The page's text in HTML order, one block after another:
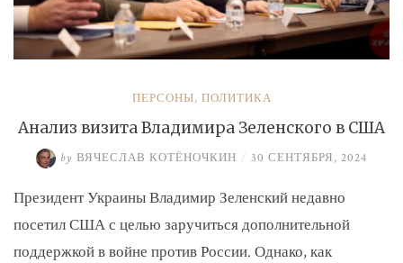
ПЕРСОНЫ, ПОЛИТИКА
Анализ визита Владимира Зеленского в США
by ВЯЧЕСЛАВ КОТЁНОЧКИН / 30 СЕНТЯБРЯ, 2024
Президент Украины Владимир Зеленский недавно
посетил США с целью заручиться дополнительной
поддержкой в войне против России. Однако, как